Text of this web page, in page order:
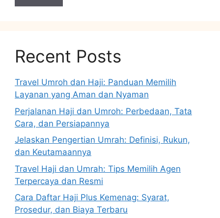
Recent Posts
Travel Umroh dan Haji: Panduan Memilih
Layanan yang Aman dan Nyaman
Perjalanan Haji dan Umroh: Perbedaan, Tata
Cara, dan Persiapannya
Jelaskan Pengertian Umrah: Definisi, Rukun,
dan Keutamaannya
Travel Haji dan Umrah: Tips Memilih Agen
Terpercaya dan Resmi
Cara Daftar Haji Plus Kemenag: Syarat,
Prosedur, dan Biaya Terbaru